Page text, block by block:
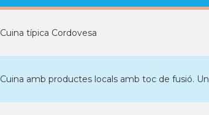
Cuina típica Cordovesa
Cuina amb productes locals amb toc de fusió.